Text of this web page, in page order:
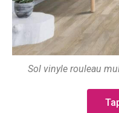
Sol vinyle rouleau